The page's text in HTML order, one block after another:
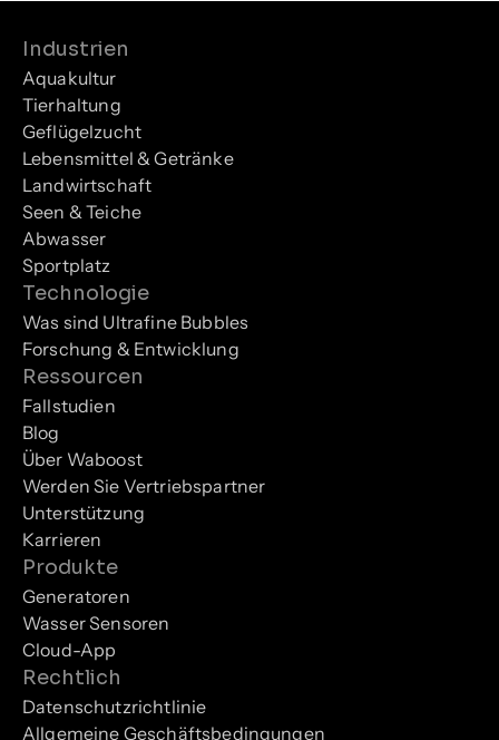
Industrien
Aquakultur
Tierhaltung
Geflügelzucht
Lebensmittel & Getränke
Landwirtschaft
Seen & Teiche
Abwasser
Sportplatz
Technologie
Was sind Ultrafine Bubbles
Forschung & Entwicklung
Ressourcen
Fallstudien
Blog
Über Waboost
Werden Sie Vertriebspartner
Unterstützung
Karrieren
Produkte
Generatoren
Wasser Sensoren
Cloud-App
Rechtlich
Datenschutzrichtlinie
Allgemeine Geschäftsbedingungen